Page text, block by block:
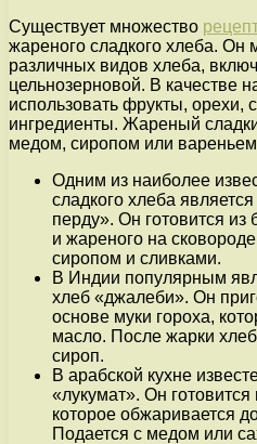
Существует множество
жареного сладкого хлеба. Он
различных видов хлеба,
цельнозерновой. В качестве
использовать фрукты, орехи,
ингредиенты. Жареный
медом, сиропом или
Одним из наиболее
сладкого хлеба
перду». Он готовится из
и жареного на
сиропом и сливками.
В Индии популярным
хлеб «джалеби». Он
основе муки гороха,
масло. После жарки
сироп.
В арабской кухне
«лукумат». Он
которое обжаривается
Подается с медом или